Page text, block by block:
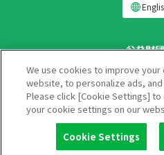
THE LION FOUNDATION
We use cookies to improve
website, to personalize ads,
Please click [Cookie Settings]
your cookie settings on our
Cookie Settings